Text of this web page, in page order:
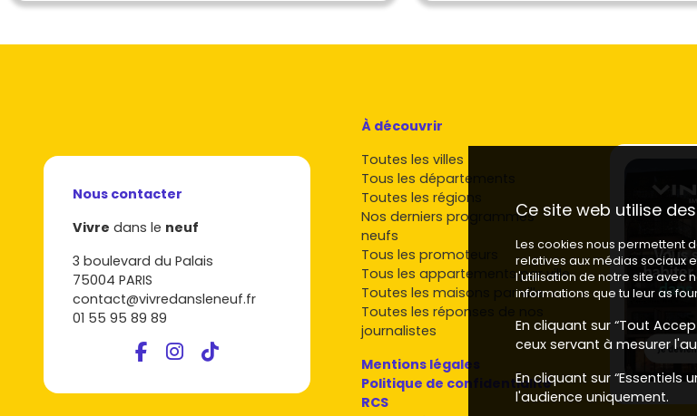
Nous contacter
Vivre dans le neuf
3 boulevard du Palais
75004 PARIS
contact@vivredansleneuf.fr
01 55 95 89 89
À découvrir
Toutes les villes
Tous les départements
Toutes les régions
Nos derniers programmes
neufs
Tous les promoteurs
Tous les appartements par ville
Toutes les maisons par ville
Toutes les réponses de nos
journalistes
Mentions légales
Politique de confidentialité
RCS
Ce site web utilise
Les cookies nous permettent
relatives aux médias sociaux
l'utilisation de notre site avec
informations que tu leur as
En cliquant sur “Tout
ceux servant à mesurer
En cliquant sur
l'audience uniquement.